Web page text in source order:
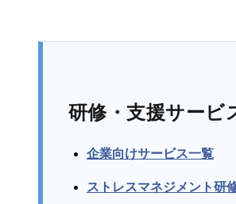
研修・支援サービ
企業向けサービス一覧
ストレスマネジメント研